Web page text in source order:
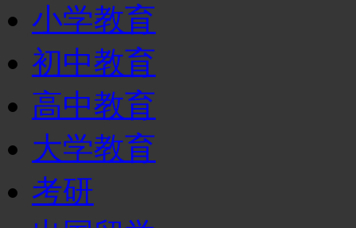
小学教育
初中教育
高中教育
大学教育
考研